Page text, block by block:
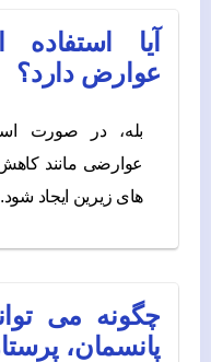
آیا
عوارض دارد؟
بله، در صورت
عوارضی مانند
های زیرین ایجاد شود.
چگونه می
پانسمان،